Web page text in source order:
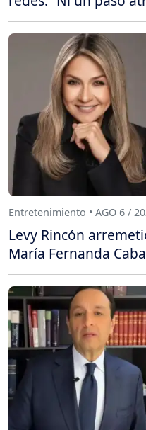
Entretenimiento • AGO 6 /
Levy Rincón
María Fernanda